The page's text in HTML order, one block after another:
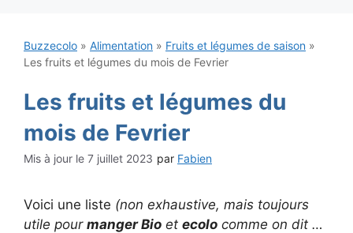
Buzzecolo » Alimentation » Fruits et légumes de saison »
Les fruits et légumes du mois de Fevrier
Les fruits et légumes du
mois de Fevrier
7 juillet 2023 par Fabien
Voici une liste (non exhaustive, mais toujours
utile pour manger Bio et ecolo comme on dit …